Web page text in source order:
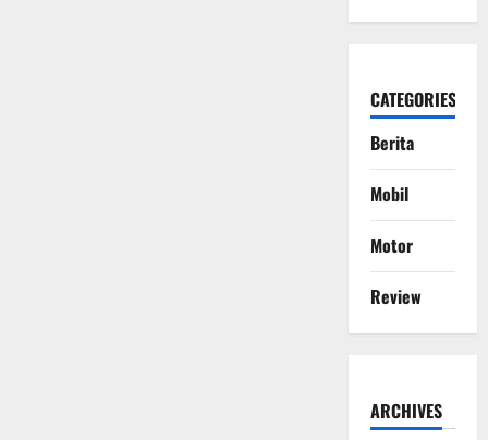
CATEGORIES
Berita
Mobil
Motor
Review
ARCHIVES